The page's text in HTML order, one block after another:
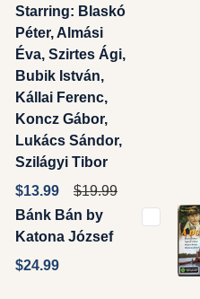
Starring: Blaskó
Péter, Almási
Éva, Szirtes Ági,
Bubik István,
Kállai Ferenc,
Koncz Gábor,
Lukács Sándor,
Szilágyi Tibor
$13.99
$19.99
Bánk Bán by
Katona József
$24.99